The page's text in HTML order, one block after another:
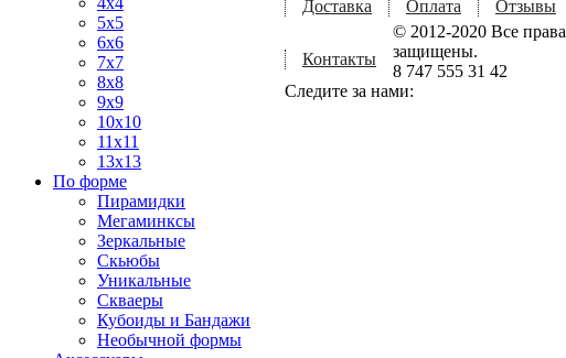
5x5
6x6
7x7
8x8
9x9
10x10
11x11
13x13
По форме
Пирамидки
Мегаминксы
Зеркальные
Скьюбы
Уникальные
Скваеры
Кубоиды и Бандажи
Необычной формы
Доставка Оплата Отзывы
Контакты
© 2012-2020 Все права
защищены.
8 747 555 31 42
Следите за нами: